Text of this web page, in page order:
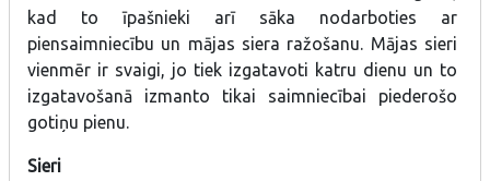
kad to īpašnieki arī sāka nodarboties ar
piensaimniecību un mājas siera ražošanu. Mājas sieri
vienmēr ir svaigi, jo tiek izgatavoti katru dienu un to
izgatavošanā izmanto tikai saimniecībai piederošo
gotiņu pienu.
Sieri